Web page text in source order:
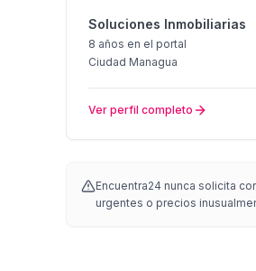
Soluciones Inmobiliarias
8 años en el portal
Ciudad Managua
Ver perfil completo
Encuentra24 nunca solicita
urgentes o precios